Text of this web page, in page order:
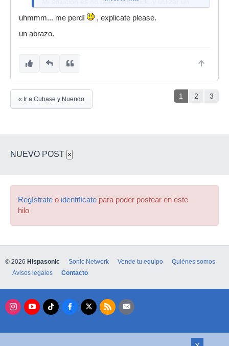
módulo que reproduzca el midi click, que como
es miditrack, conlleva que el retardo es el mismo
aplicado al audio.
retardo que se aplica a las pistas... eso es otro
uhmmm... me perdí
, explicate please.
un abrazo.
1 2 3
« Ir a Cubase y Nuendo
NUEVO POST ×
Regístrate o identifícate para poder postear en este
hilo
© 2026 Hispasonic Sonic Network Vende tu equipo
Quiénes somos
Avisos legales
Contacto